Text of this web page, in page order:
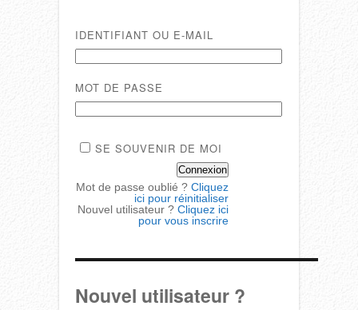
IDENTIFIANT OU E-MAIL
MOT DE PASSE
SE SOUVENIR DE MOI
Mot de passe oublié ?Cliquez
ici pour réinitialiser
Nouvel utilisateur ?Cliquez ici
pour vous inscrire
Nouvel utilisateur ?